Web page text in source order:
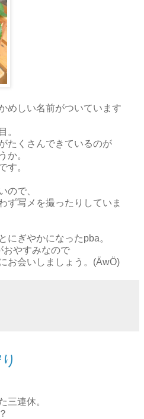
めしい名前がついています
。
たくさんできているのが
か。
す。
ので、
ず写メを撮ったりしていま
にぎやかになったpba。
おやすみなので
お会いしましょう。(ÄwÖ)
三連休。